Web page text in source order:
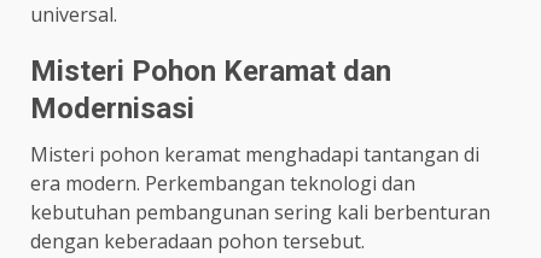
universal.
Misteri Pohon Keramat dan
Modernisasi
Misteri pohon keramat menghadapi tantangan di
era modern. Perkembangan teknologi dan
kebutuhan pembangunan sering kali berbenturan
dengan keberadaan pohon tersebut.